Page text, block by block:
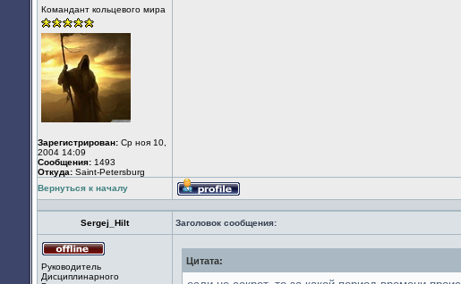
в
Командант кольцевого мира
Зарегистрирован: Ср ноя 10,
2004 14:09
Сообщения: 1493
Откуда: Saint-Petersburg
Вернуться к началу
Профиль
Sergej_Hilt
Заголовок сообщения:
сети
Руководитель
Дисциплинарного
Цитата: